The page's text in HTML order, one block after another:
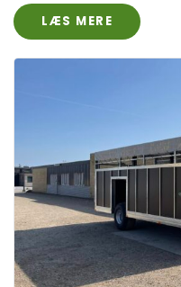
LÆS MERE